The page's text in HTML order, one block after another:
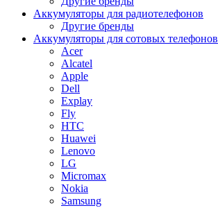
Аккумуляторы для радиотелефонов
Другие бренды
Аккумуляторы для сотовых телефонов
Acer
Alcatel
Apple
Dell
Explay
Fly
HTC
Huawei
Lenovo
LG
Micromax
Nokia
Samsung